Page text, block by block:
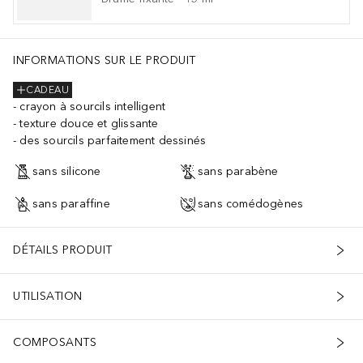
INFORMATIONS SUR LE PRODUIT
CADEAU
crayon à sourcils intelligent
texture douce et glissante
des sourcils parfaitement dessinés
sans silicone sans parabène
sans paraffine sans comédogènes
DÉTAILS PRODUIT
UTILISATION
COMPOSANTS